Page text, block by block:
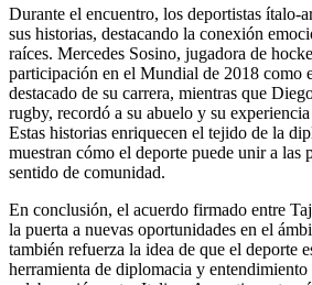
Durante el encuentro, los deportistas ítalo-
sus historias, destacando la conexión
raíces. Mercedes Sosino, jugadora de
participación en el Mundial de 2018 como
destacado de su carrera, mientras que
rugby, recordó a su abuelo y su
Estas historias enriquecen el tejido de la
muestran cómo el deporte puede unir a las
sentido de comunidad.
En conclusión, el acuerdo firmado entre
la puerta a nuevas oportunidades en el
también refuerza la idea de que el deporte
herramienta de diplomacia y entendimiento